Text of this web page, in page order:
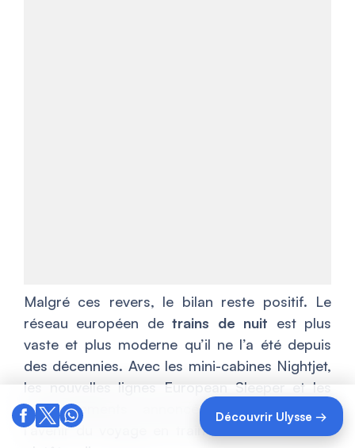
Découvrir Ulysse →
Malgré ces revers, le bilan reste positif. Le
réseau européen detrains de nuit est plus
vaste et plus moderne qu’il ne l’a été depuis
des décennies. Avec les mini-cabines Nightjet,
les nouvelles lignes European Sleeper et les
investissements annoncés par la France,
l’avenir du voyage en train de nuit s’annonce